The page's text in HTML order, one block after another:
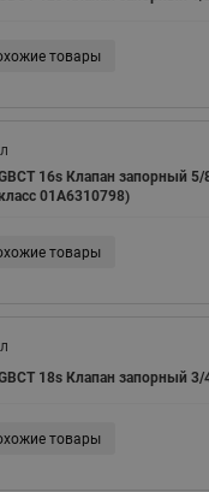
товары
16s Клапан запорный 5/
01A6310798)
товары
18s Клапан запорный 3/
товары